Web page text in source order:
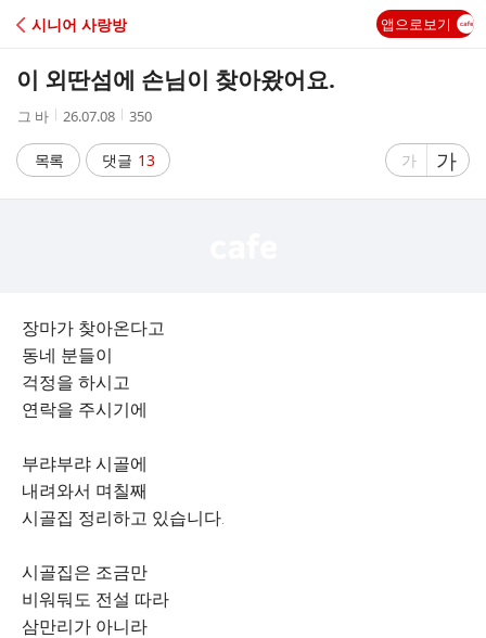
C
A
시니어 사랑방 앱으로보기
이 외딴섬에 손님이 찾아왔어요.
작
자
그 바
작
시
간
26.07.08
조
수
350
목록 댓글 13
글
가
글
자
가
장마가 찾아온다고
동네 분들이
걱정을 하시고
연락을 주시기에
부랴부랴 시골에
내려와서 며칠째
시골집 정리하고 있습니다.
시골집은 조금만
비워둬도 전설 따라
삼만리가 아니라